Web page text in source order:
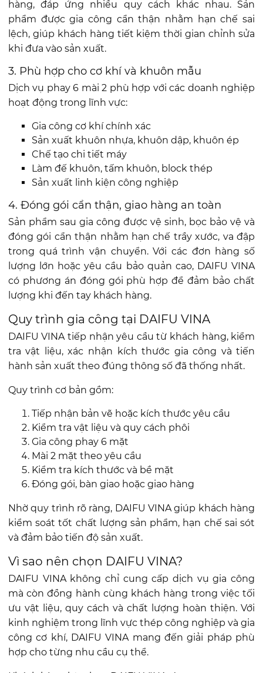
hàng, đáp ứng nhiều quy cách khác nhau. Sản
phẩm được gia công cẩn thận nhằm hạn chế sai
lệch, giúp khách hàng tiết kiệm thời gian chỉnh sửa
khi đưa vào sản xuất.
3. Phù hợp cho cơ khí và khuôn mẫu
Dịch vụ phay 6 mài 2 phù hợp với các doanh nghiệp
hoạt động trong lĩnh vực:
Gia công cơ khí chính xác
Sản xuất khuôn nhựa, khuôn dập, khuôn ép
Chế tạo chi tiết máy
Làm đế khuôn, tấm khuôn, block thép
Sản xuất linh kiện công nghiệp
4. Đóng gói cẩn thận, giao hàng an toàn
Sản phẩm sau gia công được vệ sinh, bọc bảo vệ và
đóng gói cẩn thận nhằm hạn chế trầy xước, va đập
trong quá trình vận chuyển. Với các đơn hàng số
lượng lớn hoặc yêu cầu bảo quản cao, DAIFU VINA
có phương án đóng gói phù hợp để đảm bảo chất
lượng khi đến tay khách hàng.
Quy trình gia công tại DAIFU VINA
DAIFU VINA tiếp nhận yêu cầu từ khách hàng, kiểm
tra vật liệu, xác nhận kích thước gia công và tiến
hành sản xuất theo đúng thông số đã thống nhất.
Quy trình cơ bản gồm:
Tiếp nhận bản vẽ hoặc kích thước yêu cầu
Kiểm tra vật liệu và quy cách phôi
Gia công phay 6 mặt
Mài 2 mặt theo yêu cầu
Kiểm tra kích thước và bề mặt
Đóng gói, bàn giao hoặc giao hàng
Nhờ quy trình rõ ràng, DAIFU VINA giúp khách hàng
kiểm soát tốt chất lượng sản phẩm, hạn chế sai sót
và đảm bảo tiến độ sản xuất.
Vì sao nên chọn DAIFU VINA?
DAIFU VINA không chỉ cung cấp dịch vụ gia công
mà còn đồng hành cùng khách hàng trong việc tối
ưu vật liệu, quy cách và chất lượng hoàn thiện. Với
kinh nghiệm trong lĩnh vực thép công nghiệp và gia
công cơ khí, DAIFU VINA mang đến giải pháp phù
hợp cho từng nhu cầu cụ thể.